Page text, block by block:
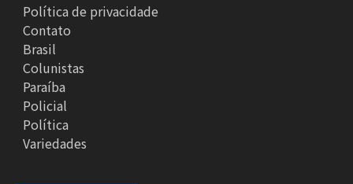
Política de privacidade
Contato
Brasil
Colunistas
Paraíba
Policial
Política
Variedades